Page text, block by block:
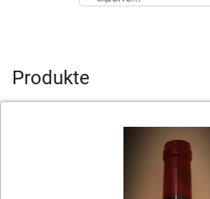
Produkte